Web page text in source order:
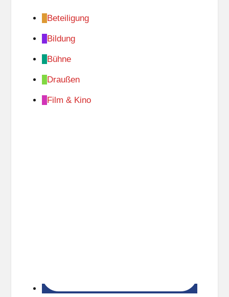
Beteiligung
Bildung
Bühne
Draußen
Film & Kino